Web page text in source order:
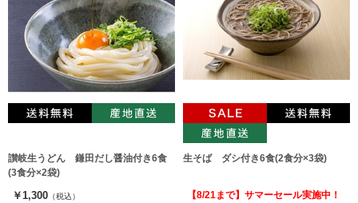
讃岐生うどん 鎌田だし醤油付き6食
(3食分×2袋)
￥1,300 （税込）
生そば ダシ付き6食(2食分×3袋)
【8/21まで】サマーセール実施中！